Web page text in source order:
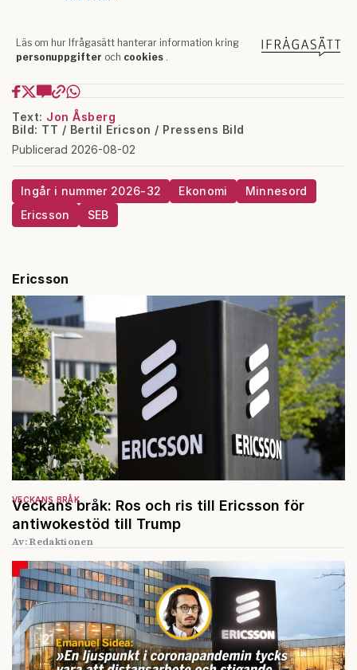
Text: Jon Åsberg
Bild: TT / Bertil Ericson / Pressens Bild
Publicerad 2026-08-02
Ingår i nummer 2026-32 Ekonomi
Minnesord
Ericsson
SEB
Ericsson
Veckans bråk: Ros och ris till Ericsson för
antiwokestöd till Trump
VECKANS BRÅK
Av: Redaktionen